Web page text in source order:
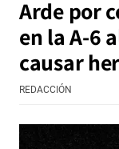
Arde por
en la A-6
causar
REDACCIÓN